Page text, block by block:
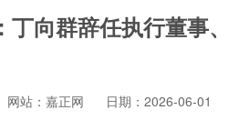
向群辞任执行董事、
网站：嘉正网
日期：2026-06-01